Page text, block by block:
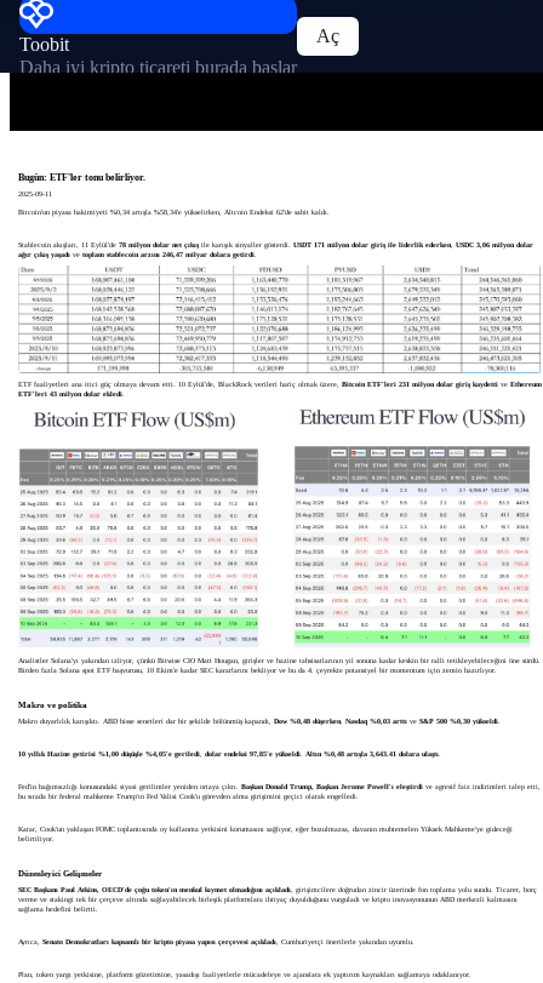
Toobit
Daha iyi kripto ticareti burada başlar
Aç
Bugün: ETF'ler tonu belirliyor.
2025-09-11
Bitcoin'un piyasa hakimiyeti %0,34 artışla %58,34'e yükselirken, Altcoin Endeksi 62'de sabit kaldı.
Stablecoin akışları, 11 Eylül'de 78 milyon dolar net çıkışile karışık sinyaller gösterdi. USDT 171 milyon dolar giriş ile liderlik ederken, USDC 3,06 milyon dolar
ağır çıkış yaşadıve toplam stablecoin arzını 246,47 milyar dolara getirdi.
ETF faaliyetleri ana itici güç olmaya devam etti. 10 Eylül'de, BlackRock verileri hariç olmak üzere, Bitcoin ETF'leri 231 milyon dolar giriş kaydettive Ethereum
ETF'leri 43 milyon dolar ekledi.
Analistler Solana'yı yakından izliyor, çünkü Bitwise CIO Matt Hougan, girişler ve hazine tahsisatlarının yıl sonuna kadar keskin bir ralli tetikleyebileceğini öne sürdü.
Birden fazla Solana spot ETF başvurusu, 10 Ekim'e kadar SEC kararlarını bekliyor ve bu da 4. çeyrekte potansiyel bir momentum için zemin hazırlıyor.
Makro ve politika
Makro duyarlılık karışıktı. ABD hisse senetleri dar bir şekilde bölünmüş kapandı, Dow %0,48 düşerken, Nasdaq %0,03 arttıve S&P 500 %0,30 yükseldi.
10 yıllık Hazine getirisi %1,00 düşüşle %4,05'e geriledi, dolar endeksi 97,85'e yükseldi. Altın %0,48 artışla 3,643.41 dolara ulaştı.
Fed'in bağımsızlığı konusundaki siyasi gerilimler yeniden ortaya çıktı. Başkan Donald Trump, Başkan Jerome Powell'ı eleştirdive agresif faiz indirimleri talep etti,
bu sırada bir federal mahkeme Trump'ın Fed Valisi Cook'u görevden alma girişimini geçici olarak engelledi.
Karar, Cook'un yaklaşan FOMC toplantısında oy kullanma yetkisini korumasını sağlıyor, eğer bozulmazsa, davanın muhtemelen Yüksek Mahkeme'ye gideceği
belirtiliyor.
Düzenleyici Gelişmeler
SEC Başkanı Paul Atkins, OECD'de çoğu token'ın menkul kıymet olmadığını açıkladı, girişimcilere doğrudan zincir üzerinde fon toplama yolu sundu. Ticaret, borç
verme ve stakingi tek bir çerçeve altında sağlayabilecek birleşik platformlara ihtiyaç duyulduğunu vurguladı ve kripto inovasyonunun ABD merkezli kalmasını
sağlama hedefini belirtti.
Ayrıca, Senato Demokratları kapsamlı bir kripto piyasa yapısı çerçevesi açıkladı, Cumhuriyetçi önerilerle yakından uyumlu.
Plan, token yargı yetkisine, platform gözetimine, yasadışı faaliyetlerle mücadeleye ve ajanslara ek yaptırım kaynakları sağlamaya odaklanıyor.